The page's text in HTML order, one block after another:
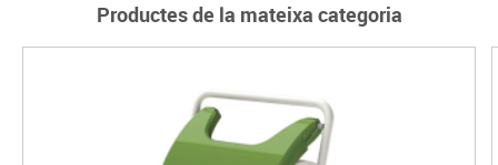
Productes de la mateixa categoria